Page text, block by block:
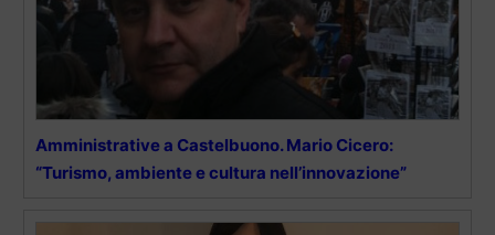
Amministrative a Castelbuono. Mario Cicero:
“Turismo, ambiente e cultura nell’innovazione”